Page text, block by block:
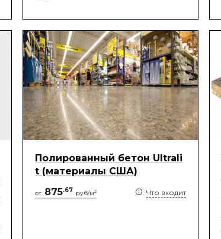
Полированный бетон Ultrali
t (материалы США)
от 875.67 руб/м2 Что входит